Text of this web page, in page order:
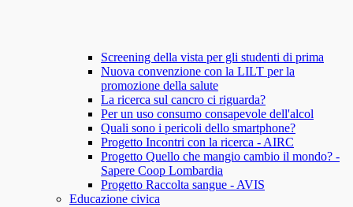
Screening della vista per gli studenti di prima
Nuova convenzione con la LILT per la
promozione della salute
La ricerca sul cancro ci riguarda?
Per un uso consumo consapevole dell'alcol
Quali sono i pericoli dello smartphone?
Progetto Incontri con la ricerca - AIRC
Progetto Quello che mangio cambio il mondo? -
Sapere Coop Lombardia
Progetto Raccolta sangue - AVIS
Educazione civica